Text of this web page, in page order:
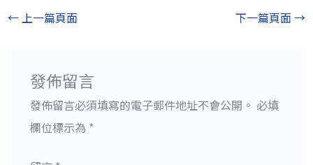
←上一篇頁面 下一篇頁面→
發佈留言
發佈留言必須填寫的電子郵件地址不會公開。 必填
欄位標示為 *